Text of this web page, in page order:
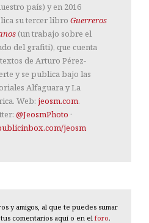
país) y en 2016
su tercer libro Guerreros
(un trabajo sobre el
del grafiti), que cuenta
de Arturo Pérez-
y se publica bajo las
Alfaguara y La
Web: jeosm.com.
@JeosmPhoto ·
jeosm
y amigos, al que te puedes sumar
comentarios aquí o en el foro.